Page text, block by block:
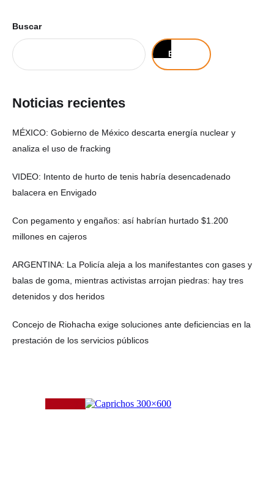
Buscar
Buscar
Noticias recientes
MÉXICO: Gobierno de México descarta energía nuclear y
analiza el uso de fracking
VIDEO: Intento de hurto de tenis habría desencadenado
balacera en Envigado
Con pegamento y engaños: así habrían hurtado $1.200
millones en cajeros
ARGENTINA: La Policía aleja a los manifestantes con gases y
balas de goma, mientras activistas arrojan piedras: hay tres
detenidos y dos heridos
Concejo de Riohacha exige soluciones ante deficiencias en la
prestación de los servicios públicos